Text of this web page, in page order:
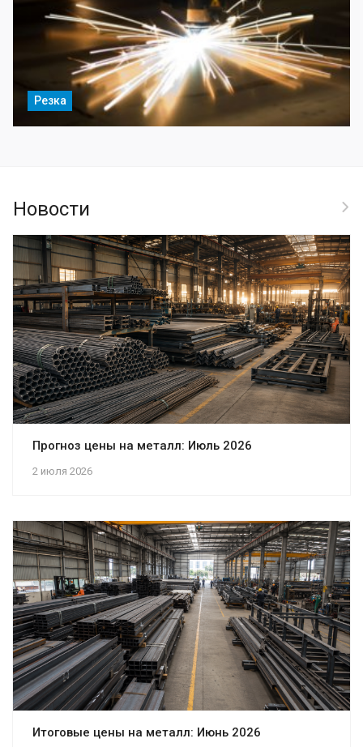
Резка
Новости
2 июля 2026
Прогноз цены на металл: Июль 2026
Итоговые цены на металл: Июнь 2026